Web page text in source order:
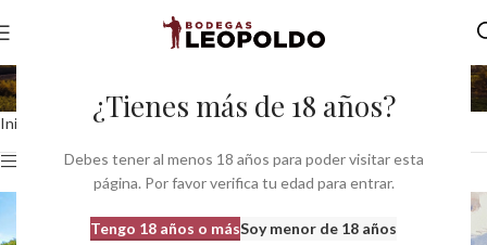
¿Tienes más de 18 años?
Debes tener al menos 18 años para poder visitar esta
página. Por favor verifica tu edad para entrar.
Tengo 18 años o másSoy menor de 18 años
Bodegas do Ribeiro
Inicio Bodegas Bodegas Galicia Bodegas do Ribeiro
Ver barra lateral